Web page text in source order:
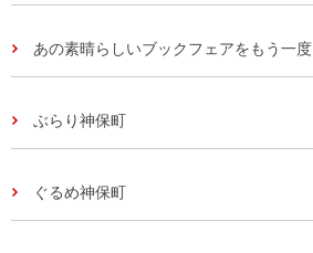
あの素晴らしいブックフェアをもう一度
ぶらり神保町
ぐるめ神保町